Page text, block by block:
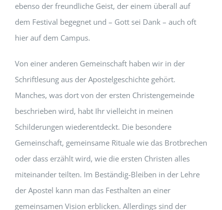
ebenso der freundliche Geist, der einem überall auf
dem Festival begegnet und – Gott sei Dank – auch oft
hier auf dem Campus.
Von einer anderen Gemeinschaft haben wir in der
Schriftlesung aus der Apostelgeschichte gehört.
Manches, was dort von der ersten Christengemeinde
beschrieben wird, habt Ihr vielleicht in meinen
Schilderungen wiederentdeckt. Die besondere
Gemeinschaft, gemeinsame Rituale wie das Brotbrechen
oder dass erzählt wird, wie die ersten Christen alles
miteinander teilten. Im Beständig-Bleiben in der Lehre
der Apostel kann man das Festhalten an einer
gemeinsamen Vision erblicken. Allerdings sind der